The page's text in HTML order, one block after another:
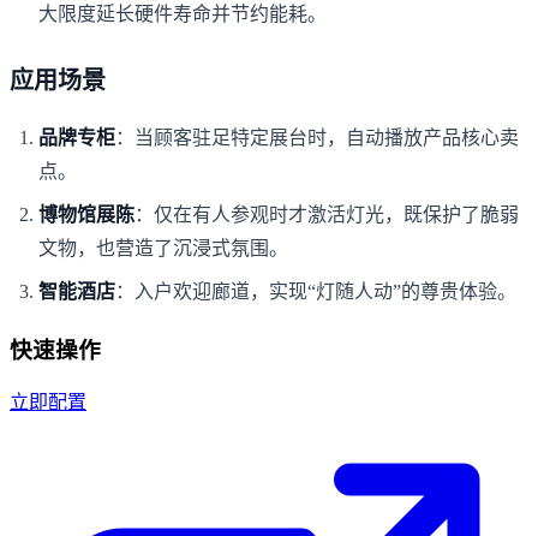
大限度延长硬件寿命并节约能耗。
应用场景
品牌专柜：当顾客驻足特定展台时，自动播放产品核心卖
点。
博物馆展陈：仅在有人参观时才激活灯光，既保护了脆弱
文物，也营造了沉浸式氛围。
智能酒店：入户欢迎廊道，实现“灯随人动”的尊贵体验。
快速操作
立即配置